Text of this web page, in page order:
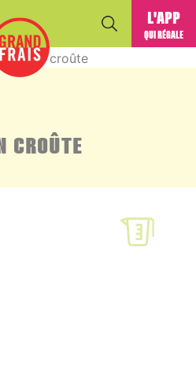
L'APP
QUI RÉGALE
CROÛTE